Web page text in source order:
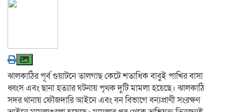
ঝালকাঠির পূর্ব গুয়াটনে তালগাছ কেটে শতাধিক বাবুই পাখির বাসা
ধ্বংস এবং ছানা হত্যার ঘটনায় পৃথক দুটি মামলা হয়েছে। ঝালকাঠি
সদর থানায় ফৌজদারি আইনে এবং বন বিভাগে বন্যপ্রাণী সংরক্ষণ